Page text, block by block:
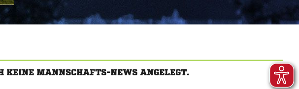
KEINE MANNSCHAFTS-NEWS ANGELEGT.